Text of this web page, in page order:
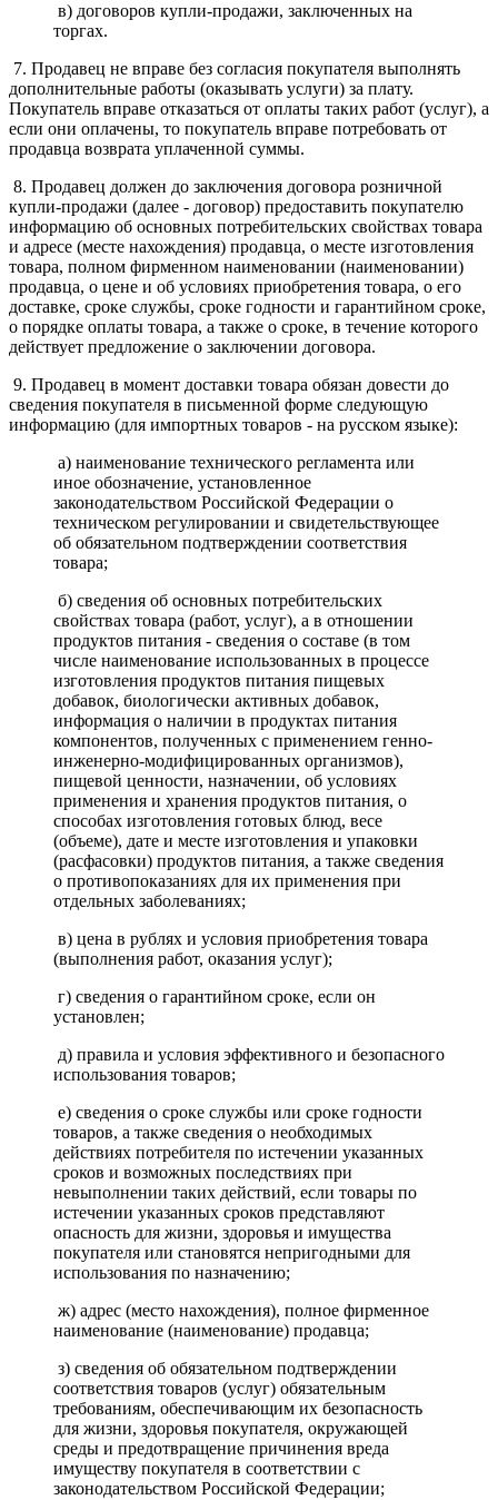
в) договоров купли-продажи, заключенных на
торгах.
7. Продавец не вправе без согласия покупателя выполнять
дополнительные работы (оказывать услуги) за плату.
Покупатель вправе отказаться от оплаты таких работ (услуг), а
если они оплачены, то покупатель вправе потребовать от
продавца возврата уплаченной суммы.
8. Продавец должен до заключения договора розничной
купли-продажи (далее - договор) предоставить покупателю
информацию об основных потребительских свойствах товара
и адресе (месте нахождения) продавца, о месте изготовления
товара, полном фирменном наименовании (наименовании)
продавца, о цене и об условиях приобретения товара, о его
доставке, сроке службы, сроке годности и гарантийном сроке,
о порядке оплаты товара, а также о сроке, в течение которого
действует предложение о заключении договора.
9. Продавец в момент доставки товара обязан довести до
сведения покупателя в письменной форме следующую
информацию (для импортных товаров - на русском языке):
а) наименование технического регламента или
иное обозначение, установленное
законодательством Российской Федерации о
техническом регулировании и свидетельствующее
об обязательном подтверждении соответствия
товара;
б) сведения об основных потребительских
свойствах товара (работ, услуг), а в отношении
продуктов питания - сведения о составе (в том
числе наименование использованных в процессе
изготовления продуктов питания пищевых
добавок, биологически активных добавок,
информация о наличии в продуктах питания
компонентов, полученных с применением генно-
инженерно-модифицированных организмов),
пищевой ценности, назначении, об условиях
применения и хранения продуктов питания, о
способах изготовления готовых блюд, весе
(объеме), дате и месте изготовления и упаковки
(расфасовки) продуктов питания, а также сведения
о противопоказаниях для их применения при
отдельных заболеваниях;
в) цена в рублях и условия приобретения товара
(выполнения работ, оказания услуг);
г) сведения о гарантийном сроке, если он
установлен;
д) правила и условия эффективного и безопасного
использования товаров;
е) сведения о сроке службы или сроке годности
товаров, а также сведения о необходимых
действиях потребителя по истечении указанных
сроков и возможных последствиях при
невыполнении таких действий, если товары по
истечении указанных сроков представляют
опасность для жизни, здоровья и имущества
покупателя или становятся непригодными для
использования по назначению;
ж) адрес (место нахождения), полное фирменное
наименование (наименование) продавца;
з) сведения об обязательном подтверждении
соответствия товаров (услуг) обязательным
требованиям, обеспечивающим их безопасность
для жизни, здоровья покупателя, окружающей
среды и предотвращение причинения вреда
имуществу покупателя в соответствии с
законодательством Российской Федерации;